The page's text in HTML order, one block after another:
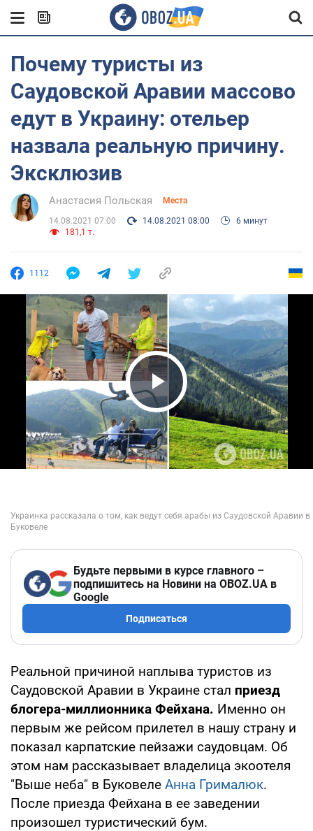
Почему туристы из
Саудовской Аравии массово
едут в Украину: отельер
назвала реальную причину.
Эксклюзив
Анастасия Польская Места
14.08.2021 07:00 14.08.2021 08:00
6 минут
181,1 т.
1112
Play Video
Будьте первыми в курсе главного –
подпишитесь на Новини на OBOZ.UA в
Google
Подписаться
Реальной причиной наплыва туристов из
Саудовской Аравии в Украине стал приезд
блогера-миллионника Фейхана. Именно он
первым же рейсом прилетел в нашу страну и
показал карпатские пейзажи саудовцам. Об
этом нам рассказывает владелица экоотеля
"Выше неба" в Буковеле Анна Грималюк.
После приезда Фейхана в ее заведении
произошел туристический бум.